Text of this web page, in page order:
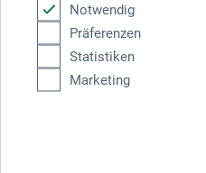
Notwendig
Präferenzen
Statistiken
Marketing
Betalingsmetoder